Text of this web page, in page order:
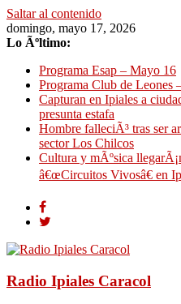
Saltar al contenido
domingo, mayo 17, 2026
Lo Ãºltimo:
Programa Esap – Mayo 16
Programa Club de Leones
Capturan en Ipiales a
presunta estafa
Hombre falleciÃ³ tras ser
sector Los Chilcos
Cultura y mÃºsica
â€œCircuitos Vivosâ€ en
Radio Ipiales Caracol